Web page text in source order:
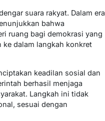
suara rakyat. Dalam era
bahwa
ruang bagi demokrasi yang
ke dalam langkah konkret
keadilan sosial dan
berhasil menjaga
Langkah ini tidak
sesuai dengan